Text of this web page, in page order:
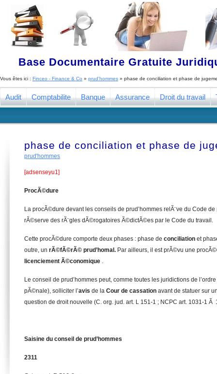
Base Documentaire Gratuite
Vous êtes ici : Finceo - Finance & Co » prud'hommes » phase de conciliation et phase de
Audit Comptabilite Banque Assurance Droit du travail
phase de conciliation et phase de
prud'hommes
[adsenseyu1]
ProcÃ©dure
La procÃ©dure devant les conseils de prud’hommes relÃ¨ve du Code
rÃ©serve des rÃ¨gles dÃ©rogatoires Ã©dictÃ©es par le Code du travail.
Cette procÃ©dure comporte deux phases : phase de conciliation et
outre, un rÃ©fÃ©rÃ© prud’homal. Par ailleurs, il est prÃ©vu une
licenciement Ã©conomique .
Le conseil de prud’hommes peut, comme toutes les juridictions de
pÃ©nale), solliciter l’avis de la Cour de cassation avant de statuer sur
question de droit nouvelle (C. org. jud. art. L 151-1 ; NCPC art. 1031-1 Ã
Saisine du conseil de prud’hommes
2311